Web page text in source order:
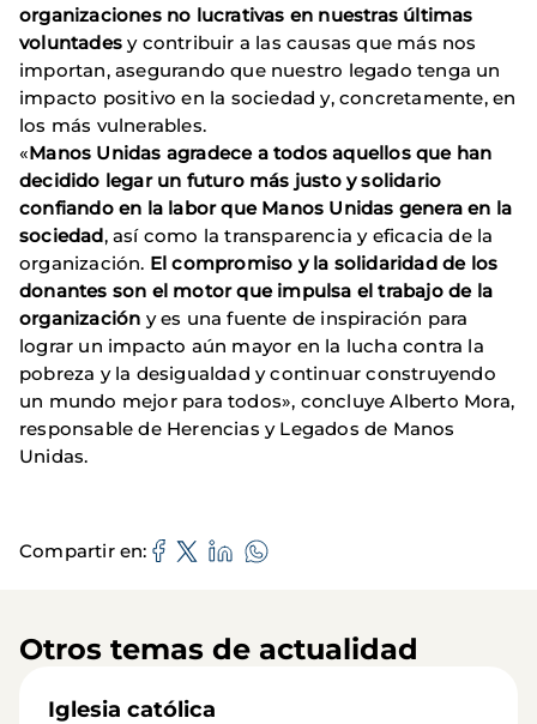
organizaciones no lucrativas en nuestras últimas
voluntades y contribuir a las causas que más nos
importan, asegurando que nuestro legado tenga un
impacto positivo en la sociedad y, concretamente, en
los más vulnerables.
«Manos Unidas agradece a todos aquellos que han
decidido legar un futuro más justo y solidario
confiando en la labor que Manos Unidas genera en la
sociedad, así como la transparencia y eficacia de la
organización. El compromiso y la solidaridad de los
donantes son el motor que impulsa el trabajo de la
organización y es una fuente de inspiración para
lograr un impacto aún mayor en la lucha contra la
pobreza y la desigualdad y continuar construyendo
un mundo mejor para todos», concluye Alberto Mora,
responsable de Herencias y Legados de Manos
Unidas.
Compartir en
Otros temas de actualidad
Iglesia católica